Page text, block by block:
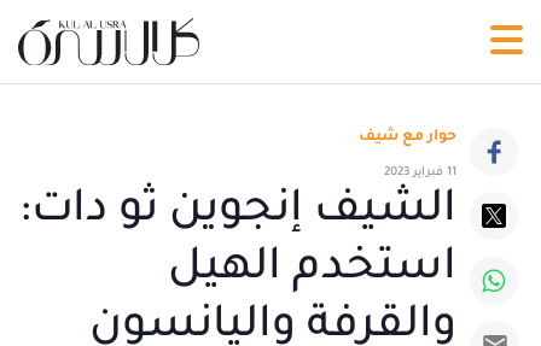
حوار مع شيف
11 فبراير 2023
الشيف إنجوين ثو دات:
استخدم الهيل
والقرفة واليانسون